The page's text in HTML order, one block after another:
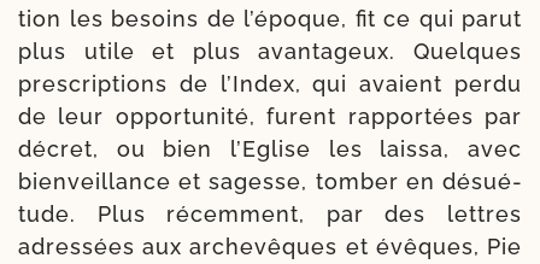
tion les besoins de l’é­poque, fit ce qui parut
plus utile et plus avan­ta­geux. Quelques
pres­crip­tions de l’Index, qui avaient per­du
de leur oppor­tu­ni­té, furent rappor­tées par
décret, ou bien l’Eglise les lais­sa, avec
bien­veillance et sagesse, tom­ber en désué­
tude. Plus récem­ment, par des lettres
adres­sées aux arche­vêques et évêques, Pie